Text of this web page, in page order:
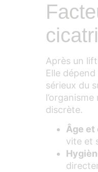
Après un
Elle
sérieux du
discrète.
Âge et
vite et